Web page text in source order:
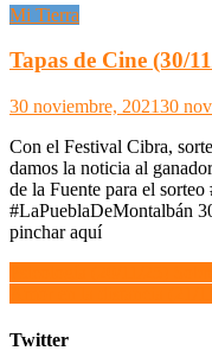
Mi Tierra
Tapas de Cine (30/
30 noviembre, 202130
Con el Festival Cibra,
damos la noticia al
de la Fuente para el
#LaPueblaDeMontalbán
pinchar aquí
Navegación
de
entradas
Twitter